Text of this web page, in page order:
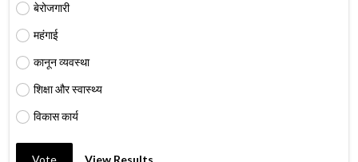
बेरोजगारी
महंगाई
कानून व्यवस्था
शिक्षा और स्वास्थ्य
विकास कार्य
Vote View Results